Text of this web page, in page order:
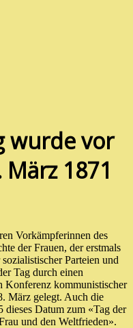
wurde vor
1871
Vorkämpferinnen des
der Frauen, der erstmals
Parteien und
Tag durch einen
Konferenz kommunistischer
März gelegt. Auch die
Datum zum «Tag der
und den Weltfrieden».